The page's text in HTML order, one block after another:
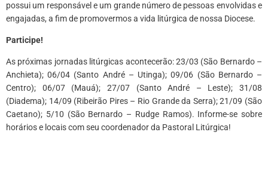
possui um responsável e um grande número de pessoas envolvidas e
engajadas, a fim de promovermos a vida litúrgica de nossa Diocese.
Participe!
As próximas jornadas litúrgicas acontecerão: 23/03 (São Bernardo –
Anchieta); 06/04 (Santo André – Utinga); 09/06 (São Bernardo –
Centro); 06/07 (Mauá); 27/07 (Santo André – Leste); 31/08
(Diadema); 14/09 (Ribeirão Pires – Rio Grande da Serra); 21/09 (São
Caetano); 5/10 (São Bernardo – Rudge Ramos). Informe-se sobre
horários e locais com seu coordenador da Pastoral Litúrgica!